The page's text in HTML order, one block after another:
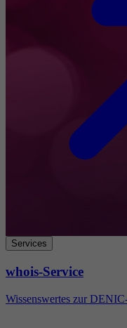
Services
whois-Service
Wissenswertes zur